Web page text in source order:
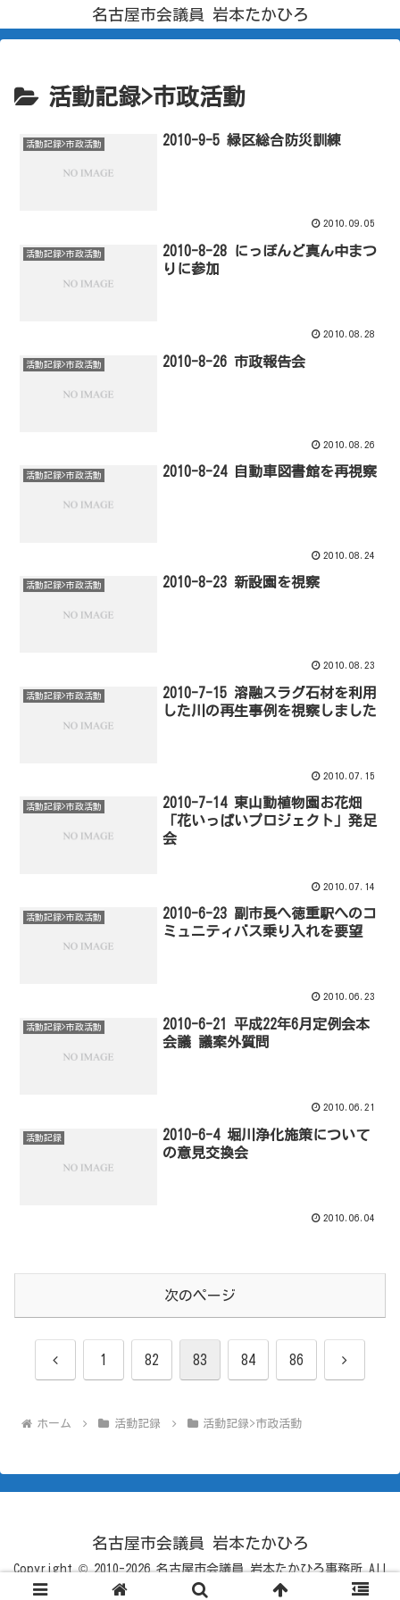
名古屋市会議員 岩本たかひろ
活動記録>市政活動
活動記録>市政活動 2010-9-5 緑区総合防災訓練
2010.09.05
活動記録>市政活動
2010-8-28 にっぽんど真ん中まつ
りに参加
2010.08.28
活動記録>市政活動 2010-8-26 市政報告会
2010.08.26
活動記録>市政活動 2010-8-24 自動車図書館を再視察
2010.08.24
活動記録>市政活動 2010-8-23 新設園を視察
2010.08.23
活動記録>市政活動
2010-7-15 溶融スラグ石材を利用
した川の再生事例を視察しました
2010.07.15
活動記録>市政活動
2010-7-14 東山動植物園お花畑
「花いっぱいプロジェクト」発足
会
2010.07.14
活動記録>市政活動
2010-6-23 副市長へ徳重駅へのコ
ミュニティバス乗り入れを要望
2010.06.23
活動記録>市政活動
2010-6-21 平成22年6月定例会本
会議 議案外質問
2010.06.21
活動記録
2010-6-4 堀川浄化施策について
の意見交換会
2010.06.04
次のページ
前 1 82 83 84 86 次
ホーム 活動記録 活動記録>市政活動
名古屋市会議員 岩本たかひろ
Copyright © 2010-2026 名古屋市会議員 岩本たかひろ事務所 All
Rights Reserved.